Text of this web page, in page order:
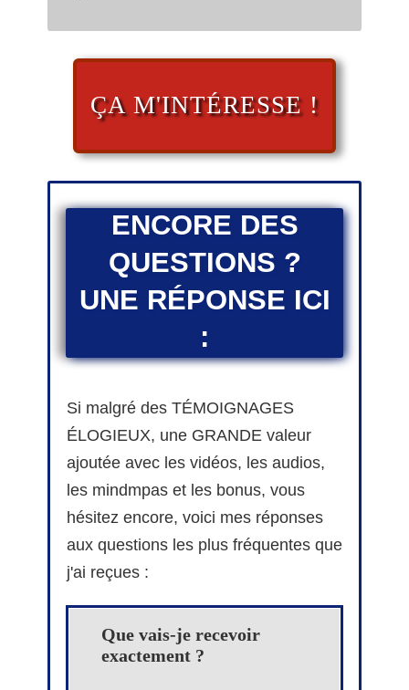
ÇA M'INTÉRESSE !
ENCORE DES
QUESTIONS ?
UNE RÉPONSE ICI
:
Si malgré des TÉMOIGNAGES
ÉLOGIEUX, une GRANDE valeur
ajoutée avec les vidéos, les audios,
les mindmpas et les bonus, vous
hésitez encore, voici mes réponses
aux questions les plus fréquentes que
j'ai reçues :
Que vais-je recevoir
exactement ?